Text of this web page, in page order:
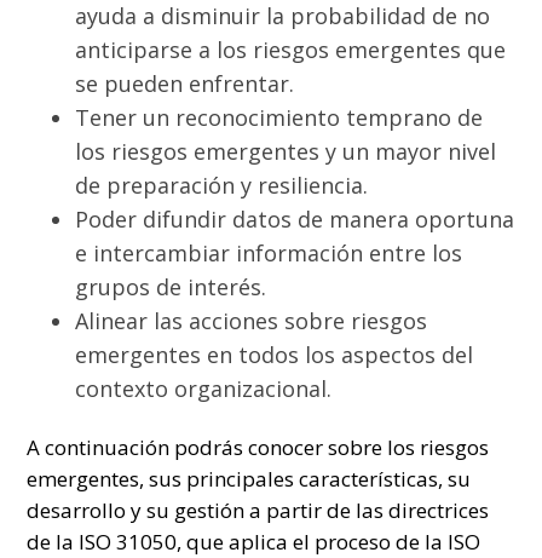
ayuda a disminuir la probabilidad de no
anticiparse a los riesgos emergentes que
se pueden enfrentar.
Tener un reconocimiento temprano de
los riesgos emergentes y un mayor nivel
de preparación y resiliencia.
Poder difundir datos de manera oportuna
e intercambiar información entre los
grupos de interés.
Alinear las acciones sobre riesgos
emergentes en todos los aspectos del
contexto organizacional.
A continuación podrás conocer sobre los riesgos
emergentes, sus principales características, su
desarrollo ysu gestión a partir de las directrices
de la ISO 31050, que aplica el proceso de la ISO